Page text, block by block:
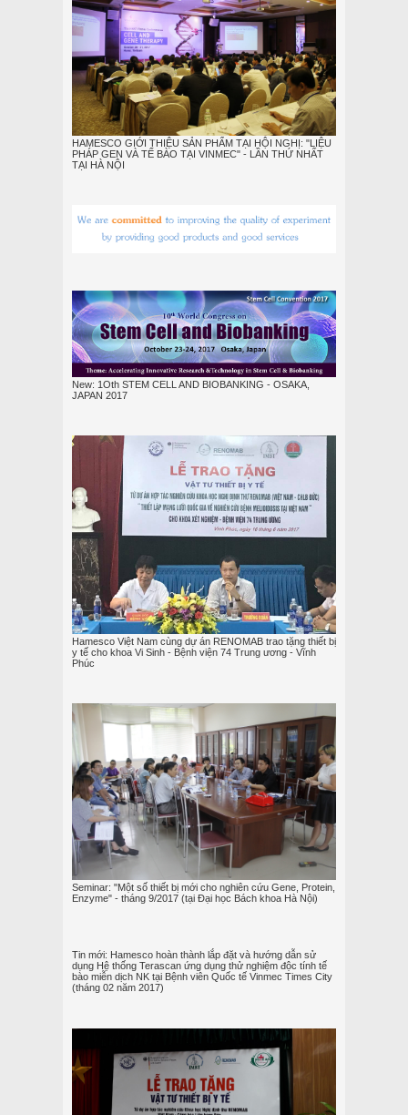
HAMESCO GIỚI THIỆU SẢN PHẨM TẠI HỘI NGHỊ: "LIỆU
PHÁP GEN VÀ TẾ BÀO TẠI VINMEC" - LẦN THỨ NHẤT
TẠI HÀ NỘI
New: 1Oth STEM CELL AND BIOBANKING - OSAKA,
JAPAN 2017
Hamesco Việt Nam cùng dự án RENOMAB trao tặng thiết bị
y tế cho khoa Vi Sinh - Bệnh viện 74 Trung ương - Vĩnh
Phúc
Seminar: "Một số thiết bị mới cho nghiên cứu Gene, Protein,
Enzyme" - tháng 9/2017 (tại Đại học Bách khoa Hà Nội)
Tin mới: Hamesco hoàn thành lắp đặt và hướng dẫn sử
dụng Hệ thống Terascan ứng dụng thử nghiệm độc tính tế
bào miễn dịch NK tại Bệnh viên Quốc tế Vinmec Times City
(tháng 02 năm 2017)